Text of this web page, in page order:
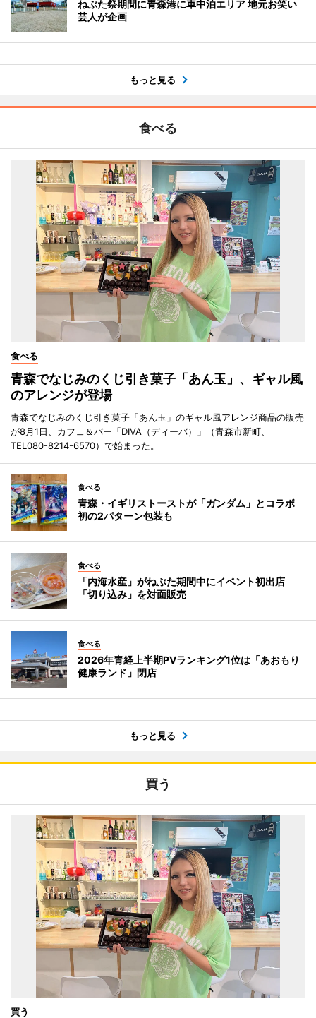
ねぶた祭期間に青森港に車中泊エリア 地元お笑い
芸人が企画
もっと見る
食べる
食べる
青森でなじみのくじ引き菓子「あん玉」、ギャル風
のアレンジが登場
青森でなじみのくじ引き菓子「あん玉」のギャル風アレンジ商品の販売
が8月1日、カフェ＆バー「DIVA（ディーバ）」（青森市新町、
TEL080-8214-6570）で始まった。
食べる
青森・イギリストーストが「ガンダム」とコラボ
初の2パターン包装も
食べる
「内海水産」がねぶた期間中にイベント初出店
「切り込み」を対面販売
食べる
2026年青経上半期PVランキング1位は「あおもり
健康ランド」閉店
もっと見る
買う
買う